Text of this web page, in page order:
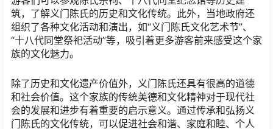
筑，了解义门陈氏的历史和文化传统。此外，当地政府还
组织了各种文化活动和演出，如“义门陈氏文化艺术节”、
“十八代同堂祭祀活动”等，吸引着更多游客前来感受这个家
族的文化魅力。
除了历史和文化遗产价值外，义门陈氏还具有很高的道德
和社会价值。这个家族的传统美德和文化精神对于现代社
会的发展和进步有着重要的启示意义。通过传承和弘扬义
门陈氏的文化传统，可以促进社会和谐、家庭和睦、个人